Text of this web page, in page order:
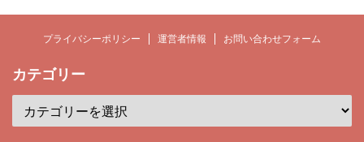
プライバシーポリシー 運営者情報 お問い合わせフォーム
カテゴリー